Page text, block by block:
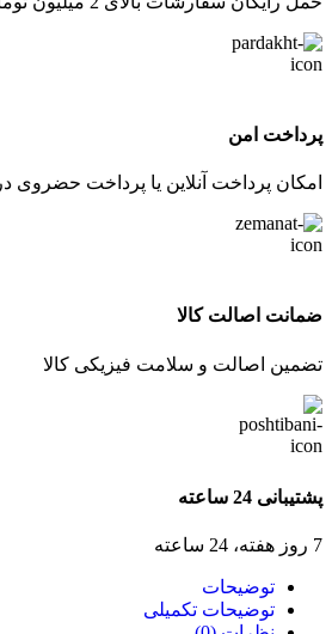
پرداخت امن
امکان پرداخت آنلاین یا پرداخت حضروی
ضمانت اصالت کالا
تضمین اصالت و سلامت فیزیکی کالا
پشتیبانی 24 ساعته
7 روز هفته، 24 ساعته
توضیحات
توضیحات تکمیلی